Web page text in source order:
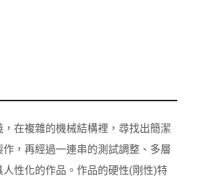
在複雜的機械結構裡，尋找出簡潔
，再經過一連串的測試調整、多層
性化的作品。作品的硬性(剛性)特